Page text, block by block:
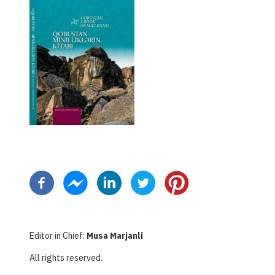
Editor in Chief: Musa Marjanli
All rights reserved.